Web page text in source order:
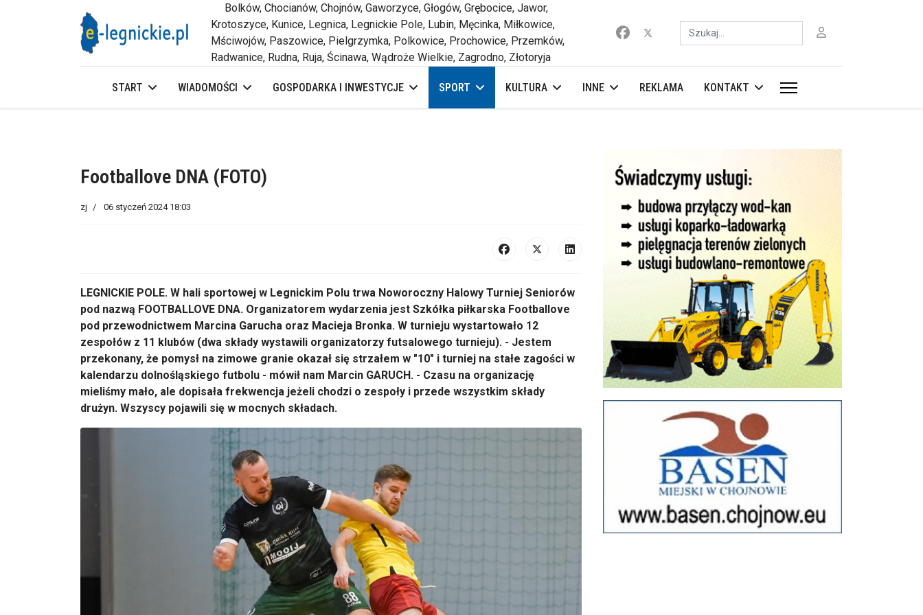
Bolków, Chocianów, Chojnów, Gaworzyce, Głogów, Grębocice, Jawor,
Krotoszyce, Kunice, Legnica, Legnickie Pole, Lubin, Męcinka, Miłkowice,
Mściwojów, Paszowice, Pielgrzymka, Polkowice, Prochowice, Przemków,
Radwanice, Rudna, Ruja, Ścinawa, Wądroże Wielkie, Zagrodno, Złotoryja
Szukaj
START WIADOMOŚCI GOSPODARKA I INWESTYCJE SPORT KULTURA INNE REKLAMA KONTAKT
Footballove DNA (FOTO)
zj 06 styczeń 2024 18:03
LEGNICKIE POLE. W hali sportowej w Legnickim Polu trwa Noworoczny Halowy Turniej Seniorów
pod nazwą FOOTBALLOVE DNA. Organizatorem wydarzenia jest Szkółka piłkarska Footballove
pod przewodnictwem Marcina Garucha oraz Macieja Bronka. W turnieju wystartowało 12
zespołów z 11 klubów (dwa składy wystawili organizatorzy futsalowego turnieju). - Jestem
przekonany, że pomysł na zimowe granie okazał się strzałem w "10" i turniej na stałe zagości w
kalendarzu dolnośląskiego futbolu - mówił nam Marcin GARUCH. - Czasu na organizację
mieliśmy mało, ale dopisała frekwencja jeżeli chodzi o zespoły i przede wszystkim składy
drużyn. Wszyscy pojawili się w mocnych składach.